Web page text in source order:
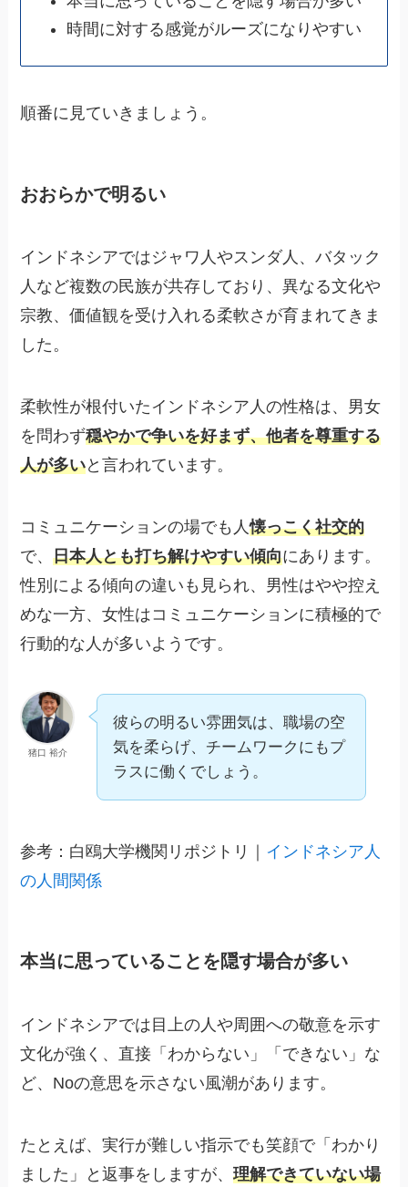
時間に対する感覚がルーズになりやすい
順番に見ていきましょう。
おおらかで明るい
インドネシアではジャワ人やスンダ人、バタック
人など複数の民族が共存しており、異なる文化や
宗教、価値観を受け入れる柔軟さが育まれてきま
した。
柔軟性が根付いたインドネシア人の性格は、男女
を問わず穏やかで争いを好まず、他者を尊重する
人が多いと言われています。
コミュニケーションの場でも人懐っこく社交的
で、日本人とも打ち解けやすい傾向にあります。
性別による傾向の違いも見られ、男性はやや控え
めな一方、女性はコミュニケーションに積極的で
行動的な人が多いようです。
猪口 裕介
彼らの明るい雰囲気は、職場の空
気を柔らげ、チームワークにもプ
ラスに働くでしょう。
参考：白鴎大学機関リポジトリ｜ インドネシア人
の人間関係
本当に思っていることを隠す場合が多い
インドネシアでは目上の人や周囲への敬意を示す
文化が強く、直接「わからない」「できない」な
ど、Noの意思を示さない風潮があります。
たとえば、実行が難しい指示でも笑顔で「わかり
ました」と返事をしますが、理解できていない場